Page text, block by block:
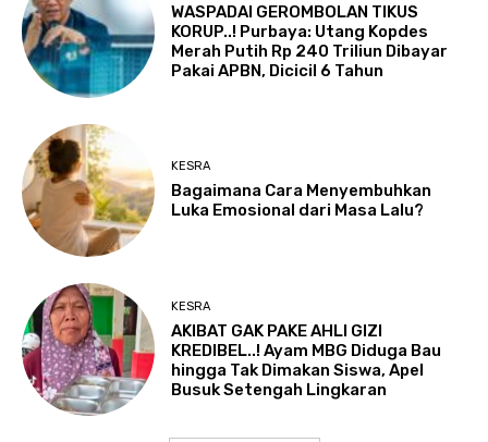
WASPADAI GEROMBOLAN TIKUS
KORUP..! Purbaya: Utang Kopdes
Merah Putih Rp 240 Triliun Dibayar
Pakai APBN, Dicicil 6 Tahun
KESRA
Bagaimana Cara Menyembuhkan
Luka Emosional dari Masa Lalu?
KESRA
AKIBAT GAK PAKE AHLI GIZI
KREDIBEL..! Ayam MBG Diduga Bau
hingga Tak Dimakan Siswa, Apel
Busuk Setengah Lingkaran